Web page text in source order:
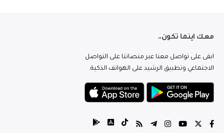
معك اينما تكون..
ابقى على تواصل معنا عبر منصاتنا على التواصل
الاجتماعي وتطبيق الرشيد على الهواتف الذكية.